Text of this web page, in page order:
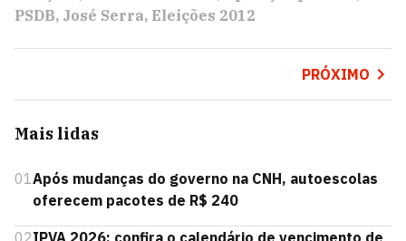
PSDB José Serra Eleições 2012
PRÓXIMO
Mais lidas
01Após mudanças do governo na CNH, autoescolas
oferecem pacotes de R$ 240
02IPVA 2026: confira o calendário de vencimento de